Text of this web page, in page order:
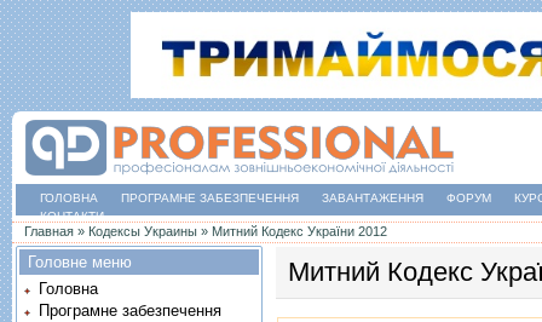
ГОЛОВНА ПРОГРАМНЕ ЗАБЕЗПЕЧЕННЯ ЗАВАНТАЖЕННЯ ФОРУМ
КОНТАКТИ
Ви є тут
Главная » Кодексы Украины » Митний Кодекс України 2012
Митний Кодекс
Головне меню
Головна
Програмне забезпечення